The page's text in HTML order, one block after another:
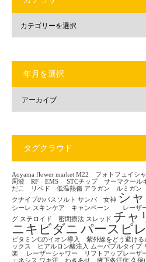
年月を選択
タグクラウド
Aoyama flower market M22 フォトフェイシ
周波 RF EMS
STCチップ サーマクール
だこ リベド 低温熱傷 アラガン ルミガン
クナイプのバスソルト サンバ 女神 シ
シーレ スキンケア キャンペーン レーザ
グ ステロイド 密閉療法 スレッド チャ
ニキビダニ パースピ
ビタミンCのイオン導入 紫外線をどう避ける
ックス ヒアルロン酸注入
ムーバブルタイプ
楽
レーザーシャワー リフトアップレー
ェネシス ワキ汗 わきあせ 腋下多汗症 久保